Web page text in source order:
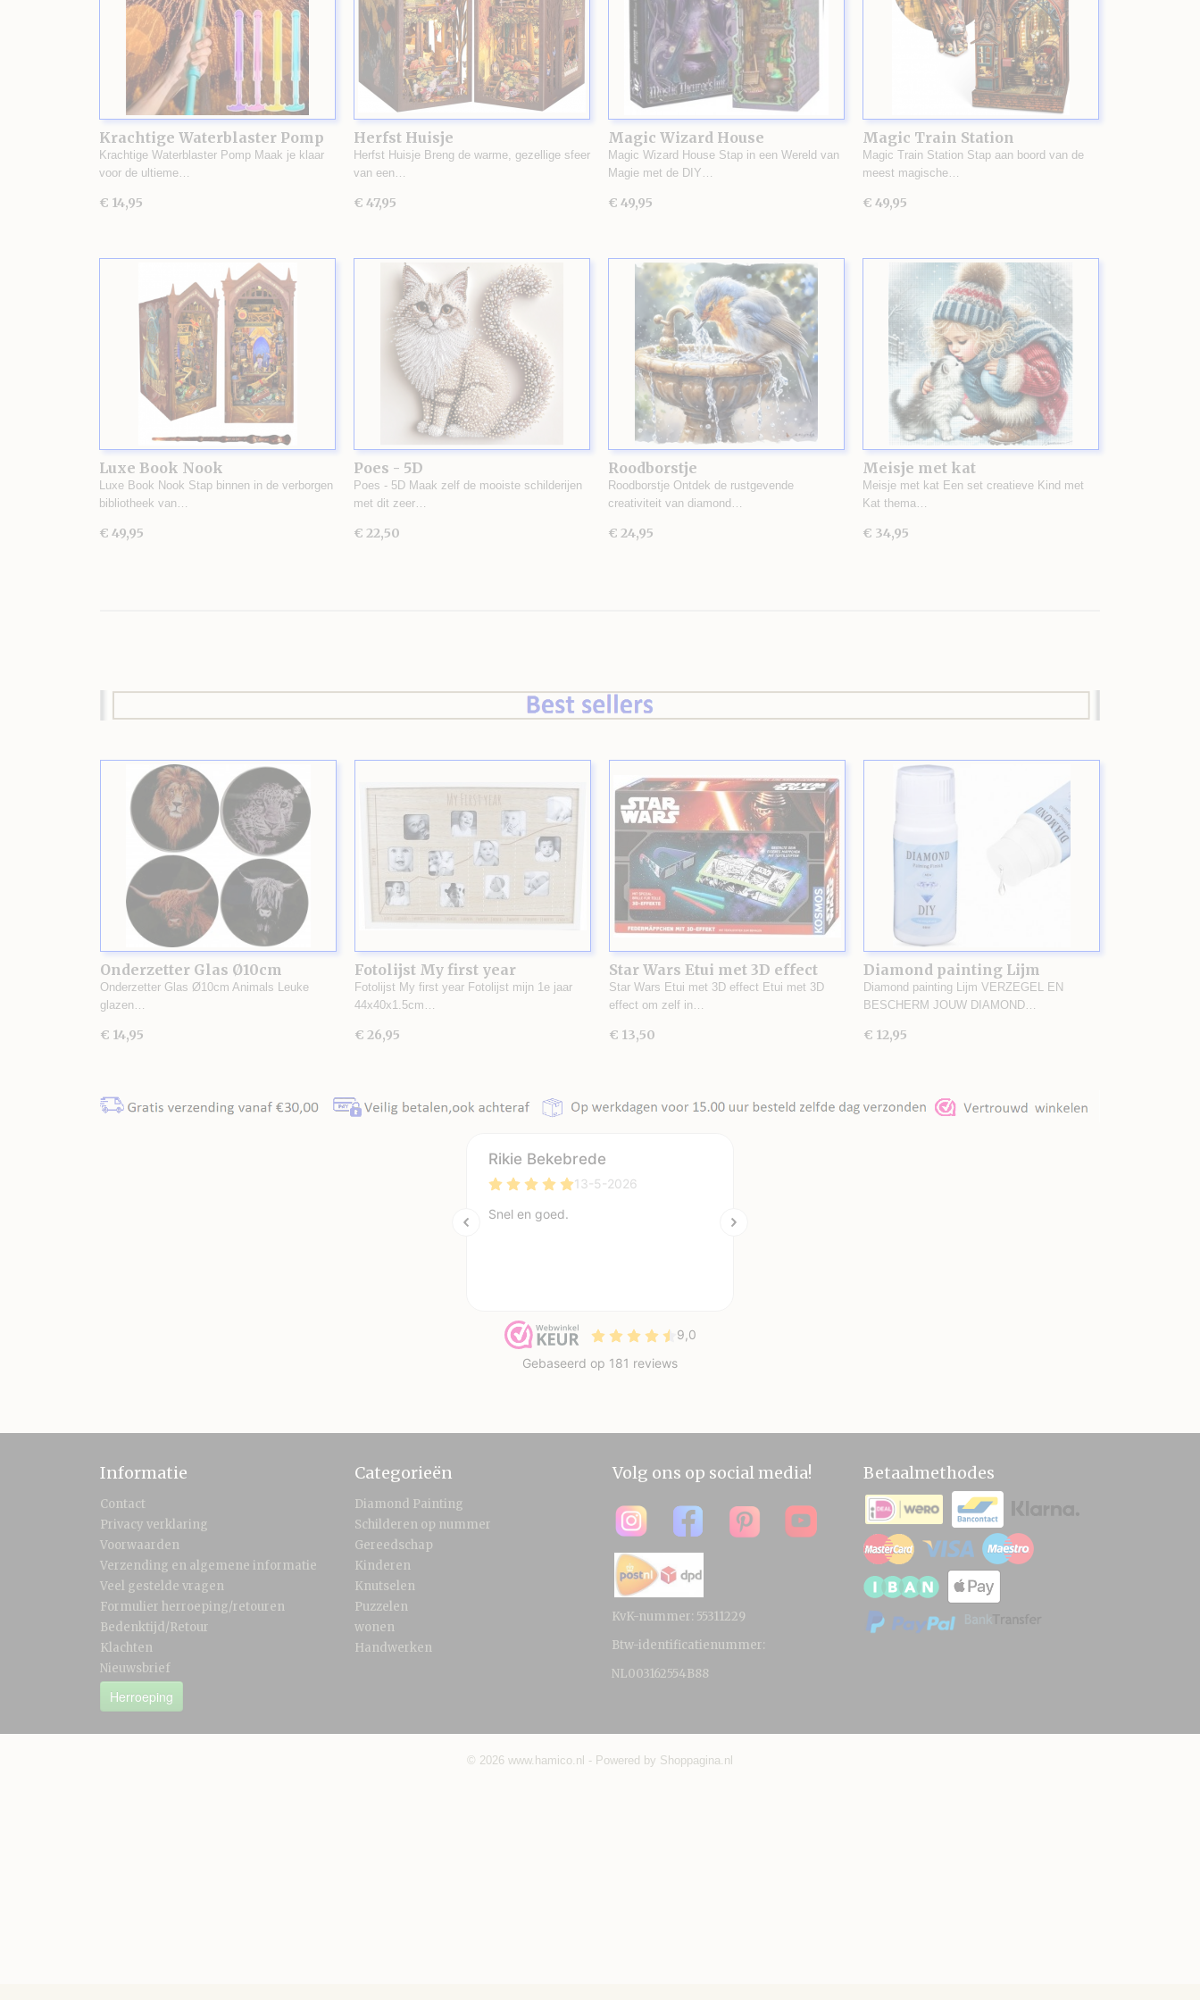
Krachtige Waterblaster Pomp
Krachtige Waterblaster Pomp Maak je klaar
voor de ultieme…
€ 14,95
Herfst Huisje
Herfst Huisje Breng de warme, gezellige sfeer
van een…
€ 47,95
Magic Wizard House
Magic Wizard House Stap in een Wereld van
Magie met de DIY…
€ 49,95
Magic Train Station
Magic Train Station Stap aan boord van de
meest magische…
€ 49,95
Luxe Book Nook
Luxe Book Nook Stap binnen in de verborgen
bibliotheek van…
€ 49,95
Poes - 5D
Poes - 5D Maak zelf de mooiste schilderijen
met dit zeer…
€ 22,50
Roodborstje
Roodborstje Ontdek de rustgevende
creativiteit van diamond…
€ 24,95
Meisje met kat
Meisje met kat Een set creatieve Kind met
Kat thema…
€ 34,95
Onderzetter Glas Ø10cm
Animals
Onderzetter Glas Ø10cm Animals Leuke
glazen…
€ 14,95
Fotolijst My first year
Fotolijst My first year Fotolijst mijn 1e jaar
44x40x1.5cm…
€ 26,95
Star Wars Etui met 3D effect
Star Wars Etui met 3D effect Etui met 3D
effect om zelf in…
€ 13,50
Diamond painting Lijm
Diamond painting Lijm VERZEGEL EN
BESCHERM JOUW DIAMOND…
€ 12,95
Informatie
Contact
Privacy verklaring
Voorwaarden
Verzending en algemene informatie
Veel gestelde vragen
Formulier herroeping/retouren
Bedenktijd/Retour
Klachten
Nieuwsbrief
Herroeping
Categorieën
Diamond Painting
Schilderen op nummer
Gereedschap
Kinderen
Knutselen
Puzzelen
wonen
Handwerken
Volg ons op social media!
KvK-nummer: 55311229
Btw-identificatienummer:
NL003162554B88
Betaalmethodes
© 2026 www.hamico.nl - Powered by Shoppagina.nl